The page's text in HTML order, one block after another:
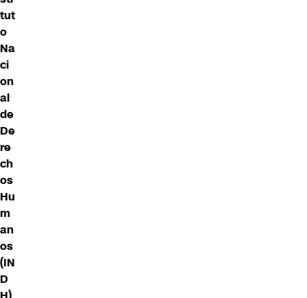
tut
o
Na
ci
on
al
de
De
re
ch
os
Hu
m
an
os
(IN
D